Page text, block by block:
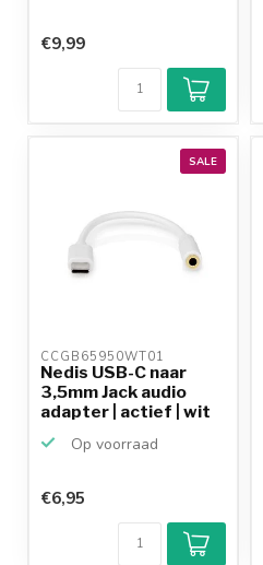
€9,99
SALE
CCGB65950WT01
Nedis USB-C naar
3,5mm Jack audio
adapter | actief | wit
Op voorraad
€6,95